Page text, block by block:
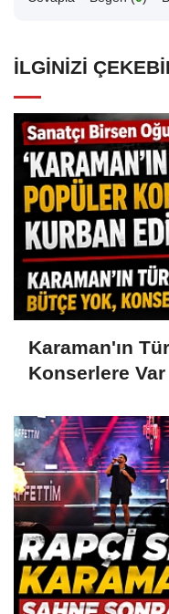
İLGINIZI
Karaman'ın
Konserlere Var